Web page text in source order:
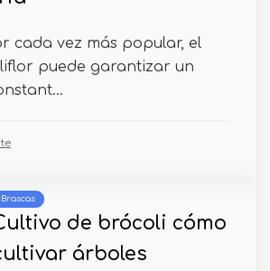
cada vez más popular, el
puede garantizar un
Brascas
de brócoli cómo
árboles